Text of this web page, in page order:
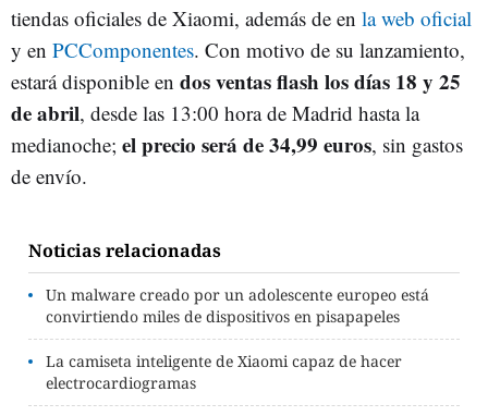
tiendas oficiales de Xiaomi, además de en la web oficial
y en PCComponentes. Con motivo de su lanzamiento,
estará disponible en dos ventas flash los días 18 y 25
de abril, desde las 13:00 hora de Madrid hasta la
medianoche; el precio será de 34,99 euros, sin gastos
de envío.
Noticias relacionadas
Un malware creado por un adolescente europeo está
convirtiendo miles de dispositivos en pisapapeles
La camiseta inteligente de Xiaomi capaz de hacer
electrocardiogramas